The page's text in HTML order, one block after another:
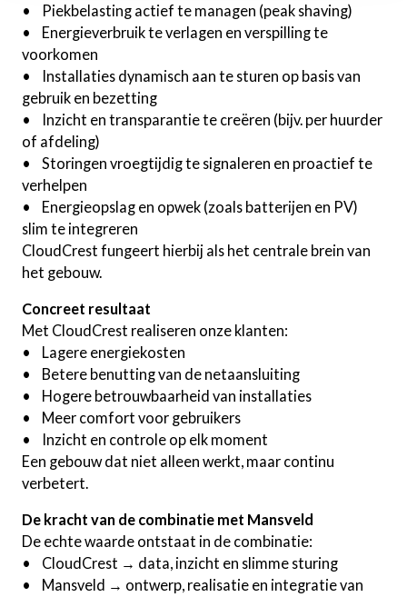
• Piekbelasting actief te managen (peak shaving)
• Energieverbruik te verlagen en verspilling te
voorkomen
• Installaties dynamisch aan te sturen op basis van
gebruik en bezetting
• Inzicht en transparantie te creëren (bijv. per huurder
of afdeling)
• Storingen vroegtijdig te signaleren en proactief te
verhelpen
• Energieopslag en opwek (zoals batterijen en PV)
slim te integreren
CloudCrest fungeert hierbij als het centrale brein van
het gebouw.
Concreet resultaat
Met CloudCrest realiseren onze klanten:
• Lagere energiekosten
• Betere benutting van de netaansluiting
• Hogere betrouwbaarheid van installaties
• Meer comfort voor gebruikers
• Inzicht en controle op elk moment
Een gebouw dat niet alleen werkt, maar continu
verbetert.
De kracht van de combinatie met Mansveld
De echte waarde ontstaat in de combinatie:
• CloudCrest → data, inzicht en slimme sturing
• Mansveld → ontwerp, realisatie en integratie van